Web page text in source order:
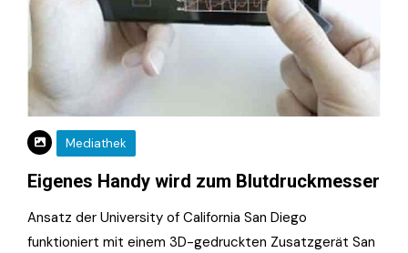
Mediathek
Eigenes Handy wird zum Blutdruckmesser
Ansatz der University of California San Diego
funktioniert mit einem 3D-gedruckten Zusatzgerät San